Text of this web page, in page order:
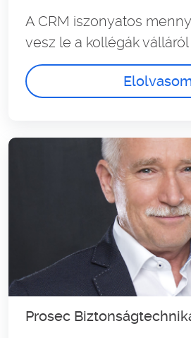
A CRM iszonyatos
vesz le a kollégák válláról
Prosec